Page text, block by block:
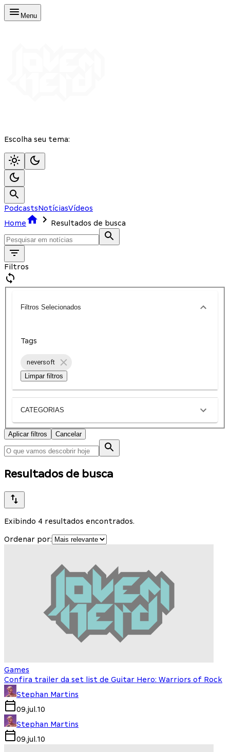
Menu
Escolha seu tema:
PodcastsNotíciasVídeos
Home
Resultados de busca
Filtros
Filtros Selecionados
Tags
neversoft
Limpar filtros
CATEGORIAS
Aplicar filtros Cancelar
Resultados de busca
Exibindo 4 resultados encontrados.
Ordenar por:
Games
Confira trailer da set list de Guitar Hero: Warriors of Rock
Stephan Martins
09.jul.10
Stephan Martins
09.jul.10